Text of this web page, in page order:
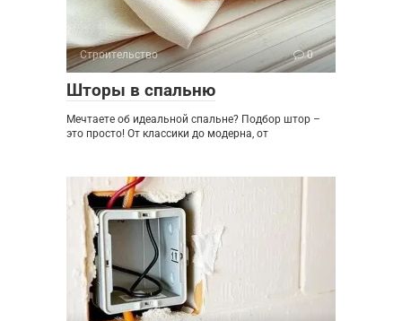
Строительство 0
Шторы в спальню
Мечтаете об идеальной спальне? Подбор штор –
это просто! От классики до модерна, от